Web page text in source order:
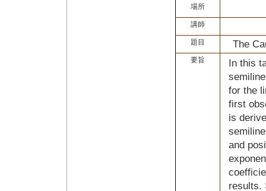
場所
講師
題目 The
要旨
In this
for the
first
is
and
results.